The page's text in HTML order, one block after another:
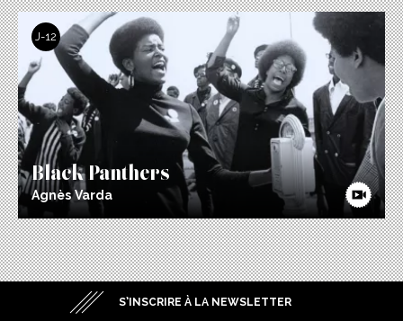
J-12
Black Panthers
Agnès Varda
S’INSCRIRE À LA NEWSLETTER